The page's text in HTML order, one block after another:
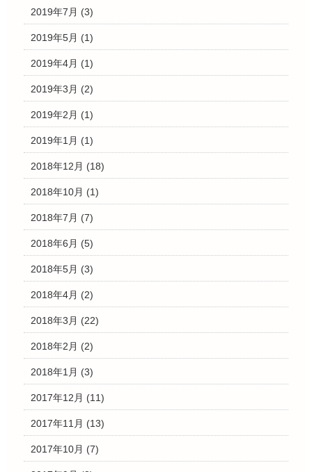
2019年7月 (3)
2019年5月 (1)
2019年4月 (1)
2019年3月 (2)
2019年2月 (1)
2019年1月 (1)
2018年12月 (18)
2018年10月 (1)
2018年7月 (7)
2018年6月 (5)
2018年5月 (3)
2018年4月 (2)
2018年3月 (22)
2018年2月 (2)
2018年1月 (3)
2017年12月 (11)
2017年11月 (13)
2017年10月 (7)